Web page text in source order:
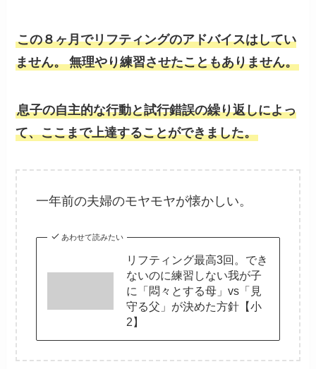
この８ヶ月でリフティングのアドバイスはしてい
ません。 無理やり練習させたこともありません。
息子の自主的な行動と試行錯誤の繰り返しによっ
て、ここまで上達することができました。
一年前の夫婦のモヤモヤが懐かしい。
あわせて読みたい
リフティング最高3回。でき
ないのに練習しない我が子
に「悶々とする母」vs「見
守る父」が決めた方針【小
2】